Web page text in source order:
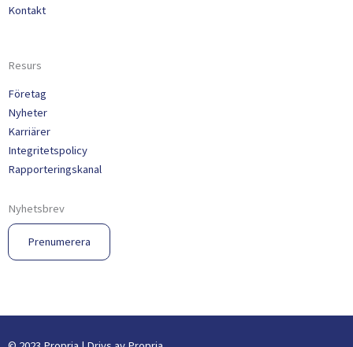
Kontakt
Resurs
Företag
Nyheter
Karriärer
Integritetspolicy
Rapporteringskanal
Nyhetsbrev
Prenumerera